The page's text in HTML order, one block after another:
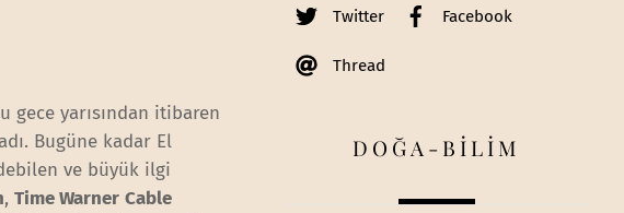
gece yarısından itibaren
Bugüne kadar El
ve büyük ilgi
,Time Warner Cable
Twitter Facebook
Thread
DOĞA-BİLİM